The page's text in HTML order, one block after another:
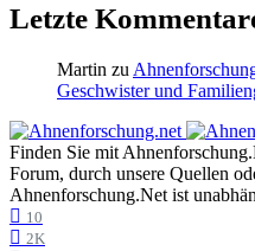
Letzte
Martin zu
Geschwister und
Finden Sie mit
Forum, durch unsere Quellen
Ahnenforschung.Net ist
10
2K